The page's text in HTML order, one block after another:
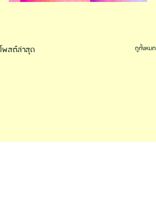
โพสต์ล่าสุด ดูทั้งหมด